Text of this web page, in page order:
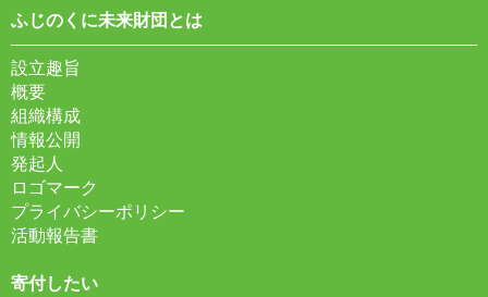
ふじのくに未来財団とは
設立趣旨
概要
組織構成
情報公開
発起人
ロゴマーク
プライバシーポリシー
活動報告書
寄付したい